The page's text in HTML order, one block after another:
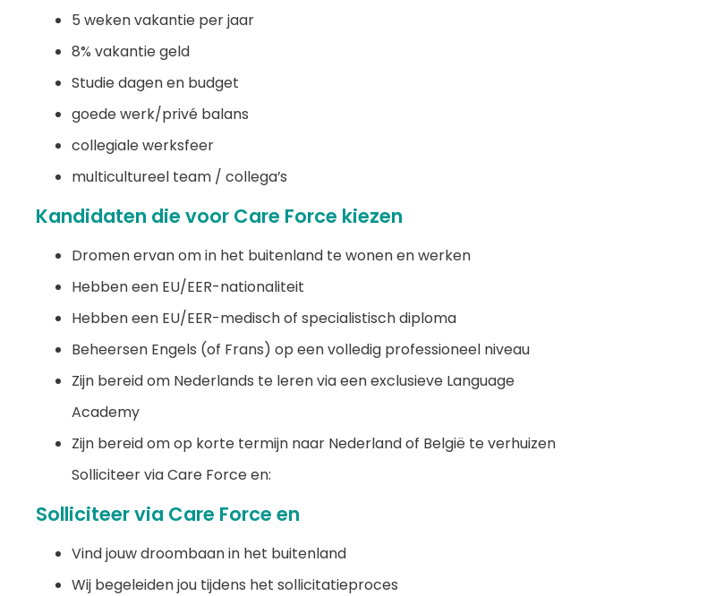
5 weken vakantie per jaar
8% vakantie geld
Studie dagen en budget
goede werk/privé balans
collegiale werksfeer
multicultureel team / collega’s
Kandidaten die voor Care Force kiezen
Dromen ervan om in het buitenland te wonen en werken
Hebben een EU/EER-nationaliteit
Hebben een EU/EER-medisch of specialistisch diploma
Beheersen Engels (of Frans) op een volledig professioneel niveau
Zijn bereid om Nederlands te leren via een exclusieve Language
Academy
Zijn bereid om op korte termijn naar Nederland of België te verhuizen
Solliciteer via Care Force en:
Solliciteer via Care Force en
Vind jouw droombaan in het buitenland
Wij begeleiden jou tijdens het sollicitatieproces